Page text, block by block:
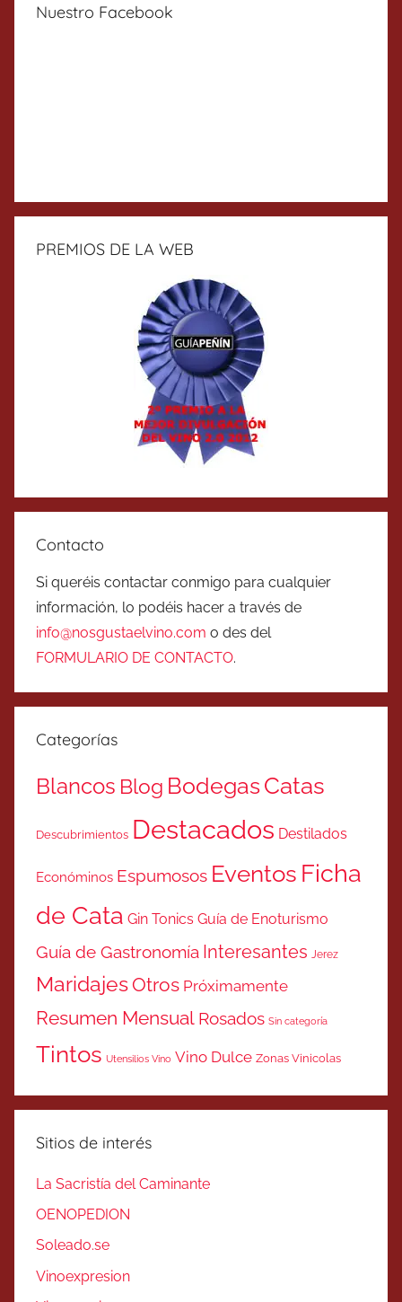
Nuestro Facebook
PREMIOS DE LA WEB
Contacto
Si queréis contactar conmigo para cualquier
información, lo podéis hacer a través de
info@nosgustaelvino.com o des del
FORMULARIO DE CONTACTO.
Categorías
Blancos Blog BodegasCatas
Descubrimientos Destacados Destilados
Económinos Espumosos Eventos Ficha
de Cata Gin Tonics Guía de Enoturismo
Guía de Gastronomía Interesantes Jerez
MaridajesOtros Próximamente
Resumen Mensual Rosados Sin categoría
Tintos Utensilios Vino Vino Dulce Zonas Vinicolas
Sitios de interés
La Sacristía del Caminante
OENOPEDION
Soleado.se
Vinoexpresion